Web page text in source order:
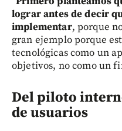
lograr antes de decir
implementar, porque
gran ejemplo porque
tecnológicas como un
objetivos, no como un
Del piloto
de usuarios